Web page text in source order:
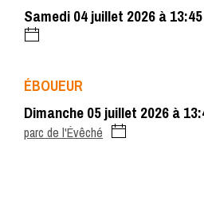
samedi 04 juillet 2026 à 13:45
ÉBOUEUR
dimanche 05 juillet 2026 à
parc de l'Évêché